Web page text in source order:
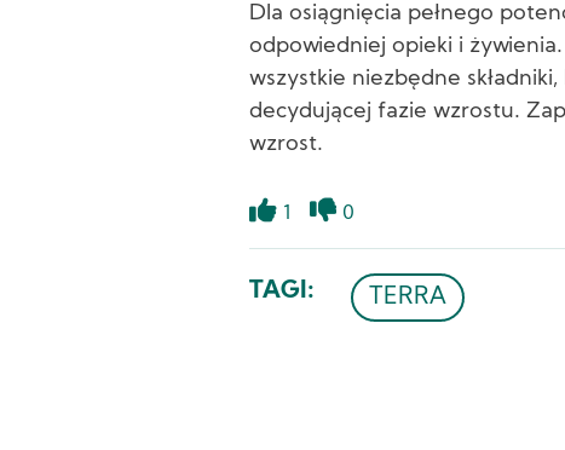
Dla osiągnięcia pełnego
odpowiedniej opieki i żywienia.
wszystkie niezbędne
decydującej fazie wzrostu.
wzrost.
1 0
TAGI TERRA